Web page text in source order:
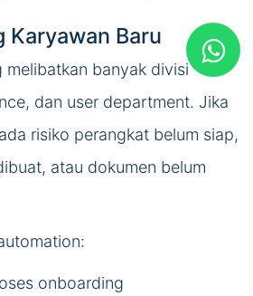
Karyawan Baru
melibatkan banyak divisi
dan user department. Jika
risiko perangkat belum siap,
atau dokumen belum
onboarding